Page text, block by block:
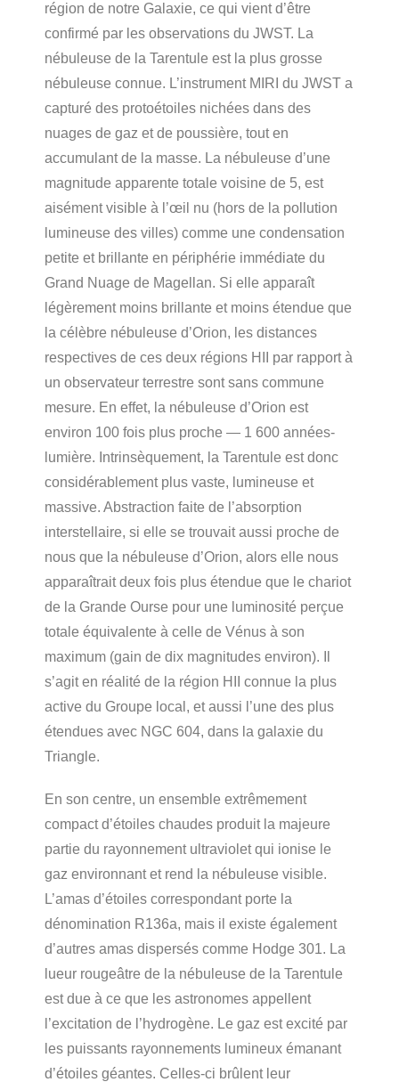
région de notre Galaxie, ce qui vient d’être
confirmé par les observations du JWST. La
nébuleuse de la Tarentule est la plus grosse
nébuleuse connue. L’instrument MIRI du JWST a
capturé des protoétoiles nichées dans des
nuages de gaz et de poussière, tout en
accumulant de la masse. La nébuleuse d’une
magnitude apparente totale voisine de 5, est
aisément visible à l’œil nu (hors de la pollution
lumineuse des villes) comme une condensation
petite et brillante en périphérie immédiate du
Grand Nuage de Magellan. Si elle apparaît
légèrement moins brillante et moins étendue que
la célèbre nébuleuse d’Orion, les distances
respectives de ces deux régions HII par rapport à
un observateur terrestre sont sans commune
mesure. En effet, la nébuleuse d’Orion est
environ 100 fois plus proche — 1 600 années-
lumière. Intrinsèquement, la Tarentule est donc
considérablement plus vaste, lumineuse et
massive. Abstraction faite de l’absorption
interstellaire, si elle se trouvait aussi proche de
nous que la nébuleuse d’Orion, alors elle nous
apparaîtrait deux fois plus étendue que le chariot
de la Grande Ourse pour une luminosité perçue
totale équivalente à celle de Vénus à son
maximum (gain de dix magnitudes environ). Il
s’agit en réalité de la région HII connue la plus
active du Groupe local, et aussi l’une des plus
étendues avec NGC 604, dans la galaxie du
Triangle.
En son centre, un ensemble extrêmement
compact d’étoiles chaudes produit la majeure
partie du rayonnement ultraviolet qui ionise le
gaz environnant et rend la nébuleuse visible.
L’amas d’étoiles correspondant porte la
dénomination R136a, mais il existe également
d’autres amas dispersés comme Hodge 301. La
lueur rougeâtre de la nébuleuse de la Tarentule
est due à ce que les astronomes appellent
l’excitation de l’hydrogène. Le gaz est excité par
les puissants rayonnements lumineux émanant
d’étoiles géantes. Celles-ci brûlent leur